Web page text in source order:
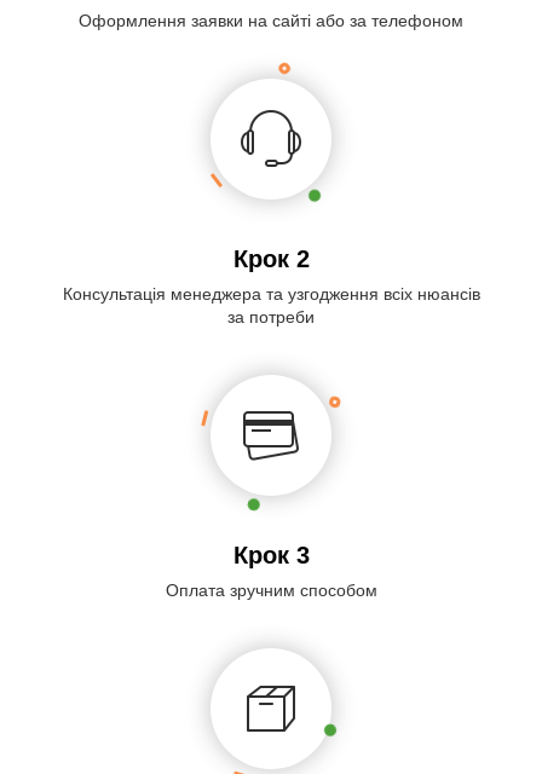
Оформлення заявки на сайті або за телефоном
Крок 2
Консультація менеджера та узгодження всіх нюансів
за потреби
Крок 3
Оплата зручним способом